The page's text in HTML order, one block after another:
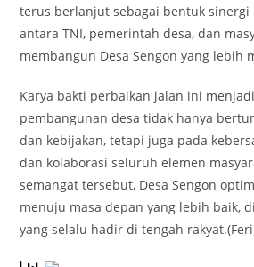
terus berlanjut sebagai bentuk sinergi
antara TNI, pemerintah desa, dan
membangun Desa Sengon yang lebih
Karya bakti perbaikan jalan ini
pembangunan desa tidak hanya
dan kebijakan, tetapi juga pada
dan kolaborasi seluruh elemen
semangat tersebut, Desa Sengon
menuju masa depan yang lebih baik,
yang selalu hadir di tengah